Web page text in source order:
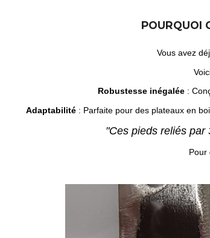
POURQUOI
Vous avez
Robustesse inégalée:
Adaptabilité : Parfaite pour des plateaux en
"Ces pieds reliés par
Pour